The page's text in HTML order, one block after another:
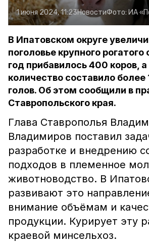
1 июня 2024, 11:23НовостиФото: ИА
В Ипатовском округе
поголовье крупного
год прибавилось 400 коров,
количество составило более
голов. Об этом сообщили в
Ставропольского края.
Глава Ставрополья
Владимиров поставил
разработке и внедрению
подходов в племенное
животноводство. В
развивают это
внимание объёмам и
продукции. Курирует эту
краевой минсельхоз.